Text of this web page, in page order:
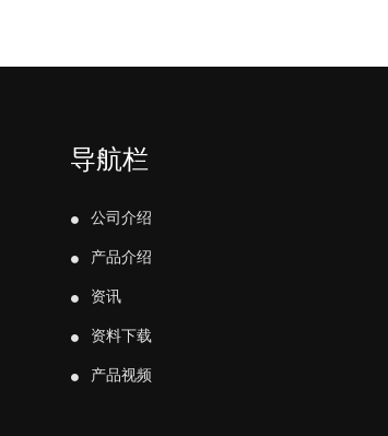
导航栏
公司介绍
产品介绍
资讯
资料下载
产品视频